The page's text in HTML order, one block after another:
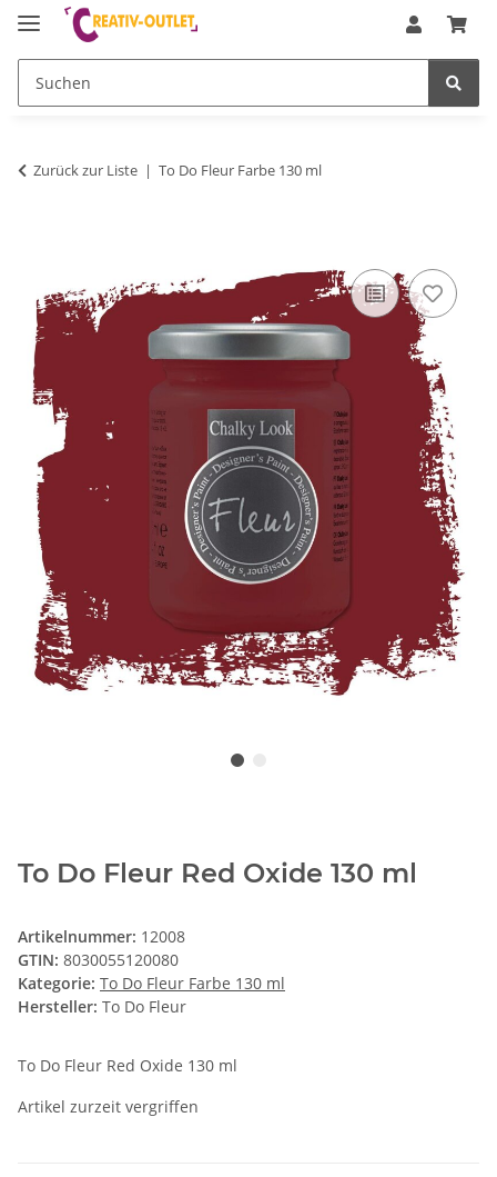
Zurück zur Liste To Do Fleur Farbe 130 ml
To Do Fleur Red Oxide 130 ml
Artikelnummer: 12008
GTIN: 8030055120080
Kategorie: To Do Fleur Farbe 130 ml
Hersteller: To Do Fleur
To Do Fleur Red Oxide 130 ml
Artikel zurzeit vergriffen